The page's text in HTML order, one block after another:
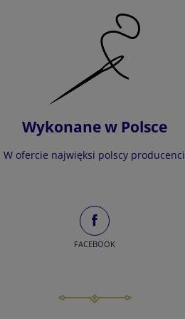
Wykonane w Polsce
W ofercie najwięksi polscy producenci
FACEBOOK